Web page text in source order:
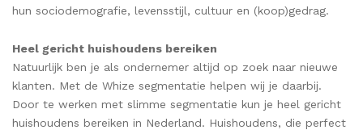
hun sociodemografie, levensstijl, cultuur en (koop)gedrag.
Heel gericht huishoudens bereiken
Natuurlijk ben je als ondernemer altijd op zoek naar nieuwe
klanten. Met de Whize segmentatie helpen wij je daarbij.
Door te werken met slimme segmentatie kun je heel gericht
huishoudens bereiken in Nederland. Huishoudens, die perfect